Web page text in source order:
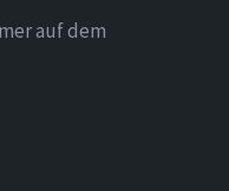
auf dem